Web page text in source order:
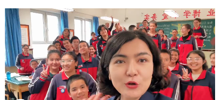
访惠聚 专题 服务 援疆
云游新疆 云端悦读 云看书画 光影新疆
人事频道 融媒体联播 廉政频道 新华视角看新疆
地方频道